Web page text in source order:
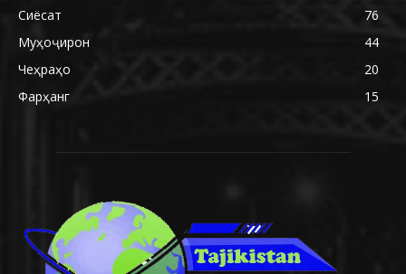
Сиёсат
76
Муҳоҷирон
44
Чеҳраҳо
20
Фарҳанг
15